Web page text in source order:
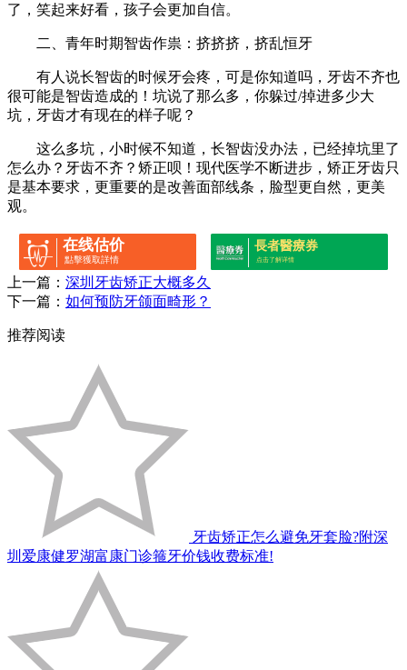
了，笑起来好看，孩子会更加自信。
二、青年时期智齿作祟：挤挤挤，挤乱恒牙
有人说长智齿的时候牙会疼，可是你知道吗，牙齿不齐也
很可能是智齿造成的！坑说了那么多，你躲过/掉进多少大
坑，牙齿才有现在的样子呢？
这么多坑，小时候不知道，长智齿没办法，已经掉坑里了
怎么办？牙齿不齐？矫正呗！现代医学不断进步，矫正牙齿只
是基本要求，更重要的是改善面部线条，脸型更自然，更美
观。
在线估价
點擊獲取詳情
長者醫療券
点击了解详情
上一篇： 深圳牙齿矫正大概多久
下一篇： 如何预防牙颌面畸形？
推荐阅读
牙齿矫正怎么避免牙套脸?附深
圳爱康健罗湖富康门诊箍牙价钱收费标准!